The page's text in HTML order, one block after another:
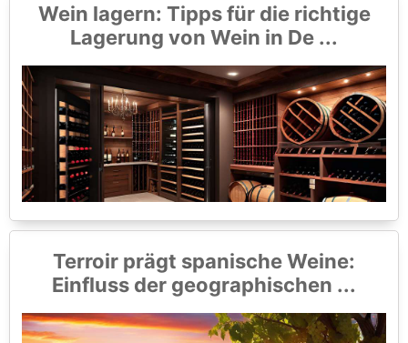
Wein lagern: Tipps für die richtige
Lagerung von Wein in De ...
Terroir prägt spanische Weine:
Einfluss der geographischen ...